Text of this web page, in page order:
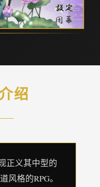
绍
正义其中型的
风格的RPG。